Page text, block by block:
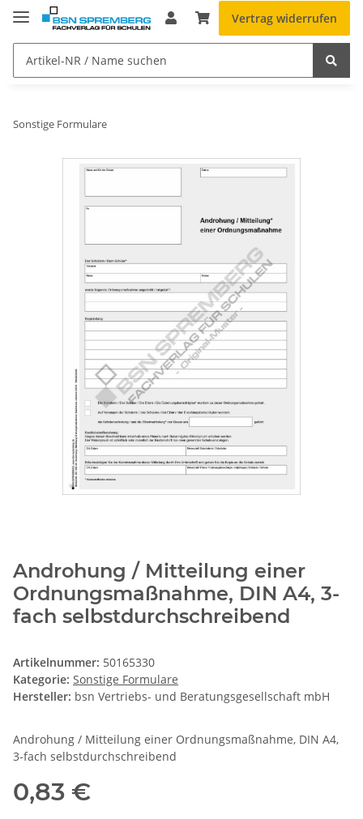
Vertrag widerrufen
Sonstige Formulare
Androhung / Mitteilung einer
Ordnungsmaßnahme, DIN A4, 3-
fach selbstdurchschreibend
Artikelnummer: 50165330
Kategorie: Sonstige Formulare
Hersteller: bsn Vertriebs- und Beratungsgesellschaft mbH
Androhung / Mitteilung einer Ordnungsmaßnahme, DIN A4,
3-fach selbstdurchschreibend
0,83 €